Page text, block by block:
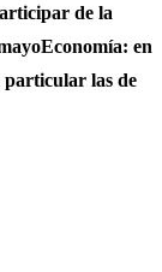
de la
Economía: en
particular las de